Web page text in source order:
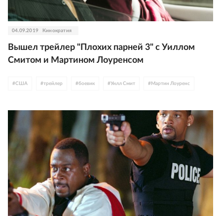
04.09.2019 Кинократия
Вышел трейлер "Плохих парней 3" с Уиллом
Смитом и Мартином Лоуренсом
#США #трейлер #боевик #Уилл Смит # Мартин Лоуренс